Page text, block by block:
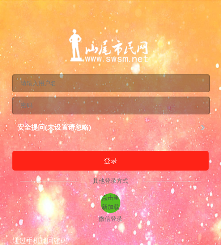
安全提问(未设置请忽略)
登录
其他登录方式
点击重
新加载
微信登录
通过手机找回密码